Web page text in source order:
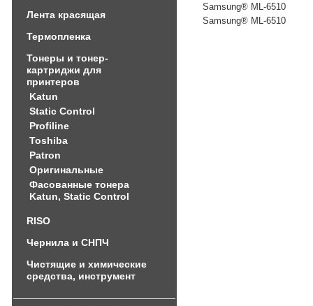
Лента красящая
Термопленка
Тонеры и тонер-
картриджи для
принтеров
Katun
Static Control
Profiline
Toshiba
Patron
Оригинальные
Фасованные тонера
Katun, Static Control
RISO
Чернила и СНПЧ
Чистящие и химические
средства, инструмент
Samsung® ML-6510
Samsung® ML-6510